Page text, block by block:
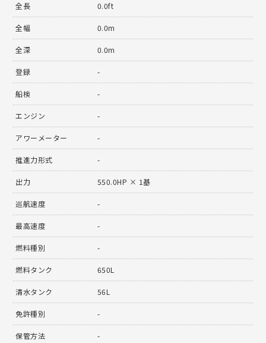
全長 0.0ft
全幅 0.0m
全深 0.0m
登録 -
船検 -
エンジン -
アワーメーター -
推進力形式 -
出力 550.0HP × 1基
巡航速度 -
最高速度 -
燃料種別 -
燃料タンク 650L
清水タンク 56L
免許種別 -
保管方法 -